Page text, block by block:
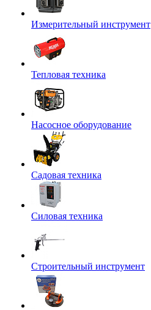
Измерительный инструмент
Тепловая техника
Насосное оборудование
Садовая техника
Силовая техника
Строительный инструмент